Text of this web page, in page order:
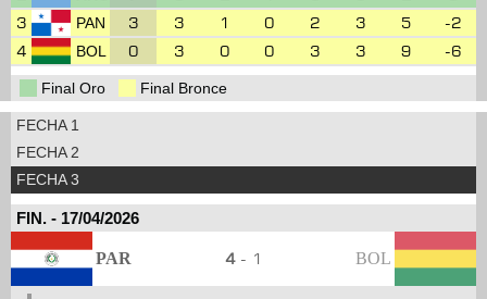
3
PAN 3 3 1 0 2 3 5
-2
4
BOL 0 3 0 0 3 3 9 -6
Final Oro Final Bronce
FECHA 1
FECHA 2
FECHA 3
FIN. - 17/04/2026
PAR 4- 1 BOL